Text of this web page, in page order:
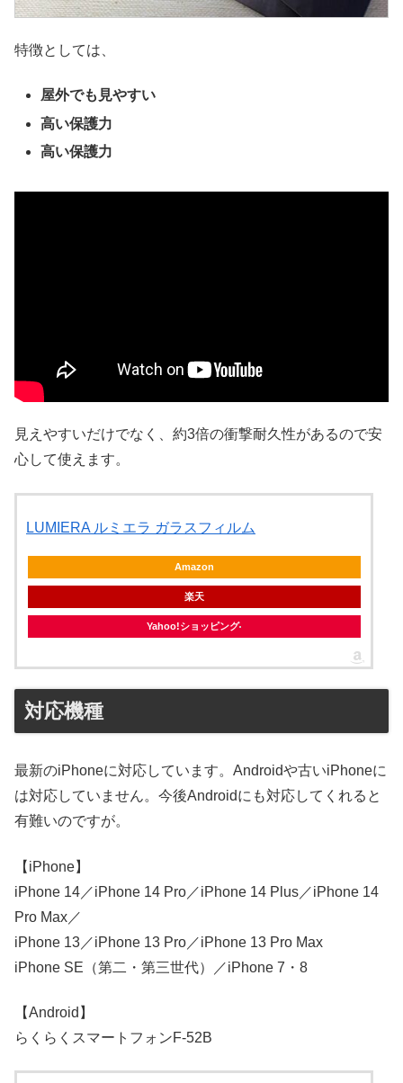
特徴としては、
屋外でも見やすい
高い保護力
高い保護力
見えやすいだけでなく、約3倍の衝撃耐久性があるので安
心して使えます。
LUMIERA ルミエラ ガラスフィルム
Amazon
楽天
Yahoo!ショッピング
対応機種
最新のiPhoneに対応しています。Androidや古いiPhoneに
は対応していません。今後Androidにも対応してくれると
有難いのですが。
【iPhone】
iPhone 14／iPhone 14 Pro／iPhone 14 Plus／iPhone 14
Pro Max／
iPhone 13／iPhone 13 Pro／iPhone 13 Pro Max
iPhone SE（第二・第三世代）／iPhone 7・8
【Android】
らくらくスマートフォンF-52B